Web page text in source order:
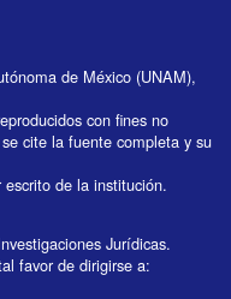
de México (UNAM),
con fines no
cite la fuente completa y su
de la institución.
Jurídicas.
favor de dirigirse a: